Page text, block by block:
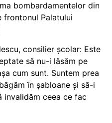
bombardamentelor din
frontonul Palatului
consilier școlar: Este
să nu-i lăsăm pe
cum sunt. Suntem prea
în șabloane și să-i
invalidăm ceea ce fac